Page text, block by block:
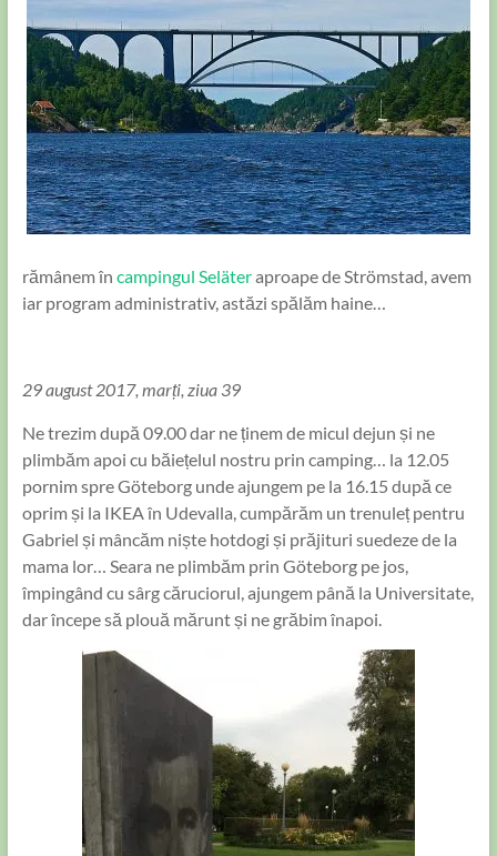
rămânem în campingul Seläteraproape de Strömstad, avem
iar program administrativ, astăzi spălăm haine…
29 august 2017, marți, ziua 39
Ne trezim după 09.00 dar ne ținem de micul dejun și ne
plimbăm apoi cu băiețelul nostru prin camping… la 12.05
pornim spre Göteborg unde ajungem pe la 16.15 după ce
oprim și la IKEA în Udevalla, cumpărăm un trenuleț pentru
Gabriel și mâncăm niște hotdogi și prăjituri suedeze de la
mama lor… Seara ne plimbăm prin Göteborg pe jos,
împingând cu sârg căruciorul, ajungem până la Universitate,
dar începe să plouă mărunt și ne grăbim înapoi.